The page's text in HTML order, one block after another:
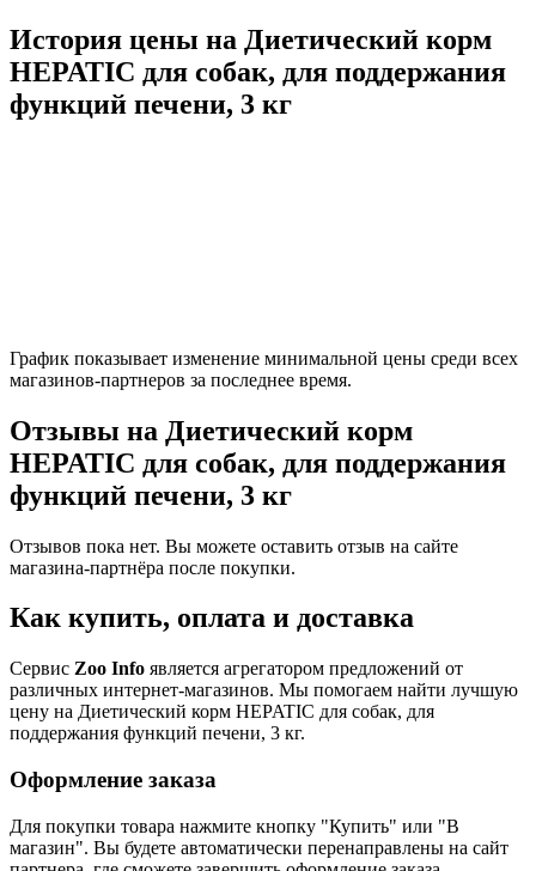
История цены на Диетический корм
HEPATIC для собак, для поддержания
функций печени, 3 кг
График показывает изменение минимальной цены среди всех
магазинов-партнеров за последнее время.
Отзывы на Диетический корм
HEPATIC для собак, для поддержания
функций печени, 3 кг
Отзывов пока нет. Вы можете оставить отзыв на сайте
магазина-партнёра после покупки.
Как купить, оплата и доставка
Сервис Zoo Info является агрегатором предложений от
различных интернет-магазинов. Мы помогаем найти лучшую
цену на Диетический корм HEPATIC для собак, для
поддержания функций печени, 3 кг.
Оформление заказа
Для покупки товара нажмите кнопку "Купить" или "В
магазин". Вы будете автоматически перенаправлены на сайт